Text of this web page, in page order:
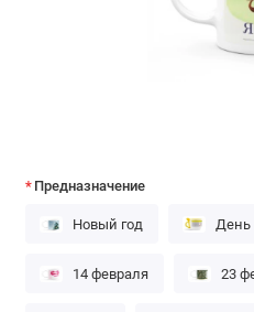
Предназначение
Новый год День
14 февраля 23